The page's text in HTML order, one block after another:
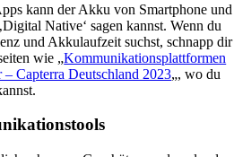
kann der Akku von Smartphone und
Native‘ sagen kannst. Wenn du
und Akkulaufzeit suchst, schnapp dir
wie „Kommunikationsplattformen
Capterra Deutschland 2023„, wo du